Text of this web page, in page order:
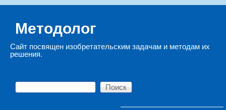
Методолог
Сайт посвящен изобретательским задачам и методам их
решения.
Форма поиска
Поиск